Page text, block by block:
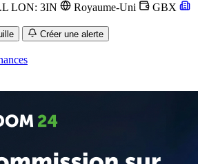
LON: 3IN Royaume-Uni
GBX
Créer une alerte